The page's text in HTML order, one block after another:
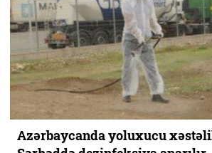
Azərbaycanda yoluxucu